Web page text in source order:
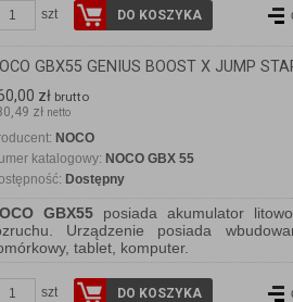
szt DO KOSZYKA
GBX55 GENIUS BOOST X JUMP
zł brutto
zł netto
NOCO
katalogowy: NOCO GBX 55
Dostępny
GBX55posiada akumulator
Urządzenie posiada
tablet, komputer.
szt DO KOSZYKA